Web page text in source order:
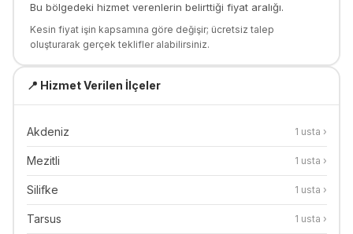
Bu bölgedeki hizmet verenlerin belirttiği fiyat aralığı.
Kesin fiyat işin kapsamına göre değişir; ücretsiz talep
oluşturarak gerçek teklifler alabilirsiniz.
📍 Hizmet Verilen İlçeler
Akdeniz 1 usta ›
Mezitli 1 usta ›
Silifke 1 usta ›
Tarsus 1 usta ›